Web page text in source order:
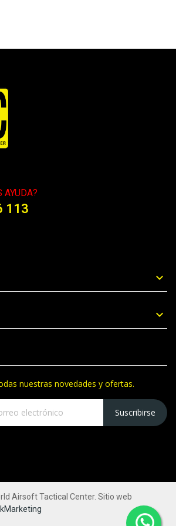
AYUDA?
113


nuestras novedades y ofertas.
Suscribirse
Airsoft Tactical Center. Sitio web